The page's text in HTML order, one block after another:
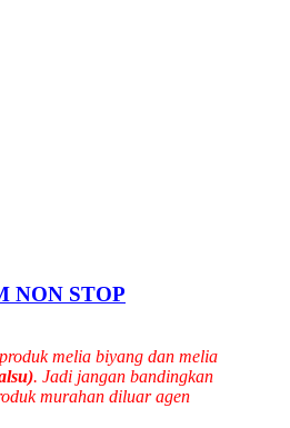
NON STOP
melia biyang dan melia
. Jadi jangan bandingkan
murahan diluar agen